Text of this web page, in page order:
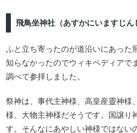
飛鳥坐神社（あすかにいますじん
ふと立ち寄ったのが道沿いにあった
知らなかったのでウィキペディアで
調べて参拝しました。
祭神は、事代主神様、高皇産靈神様
様、大物主神様だそうです。国譲り
す。そんなにあやしい神様ではない